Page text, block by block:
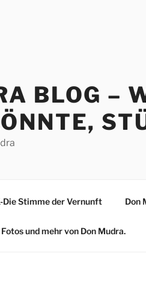
BLOG –
Die Stimme der Vernunft Don
und mehr von Don Mudra.